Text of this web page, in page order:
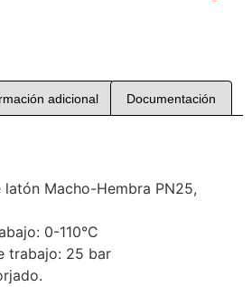
adicional Documentación
Macho-Hembra PN25,
0-110°C
trabajo: 25 bar